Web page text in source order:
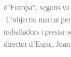
d’Europa”, segons
L’objectiu marcat
treballadors i prestar
director d’Espic,